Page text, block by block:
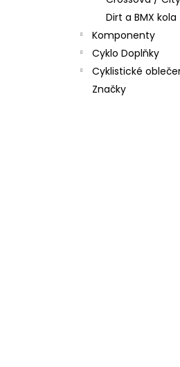
Dirt a BMX kola
Komponenty
Cyklo Doplňky
Cyklistické
Značky
868 Kč
Původně:1 690 Kč